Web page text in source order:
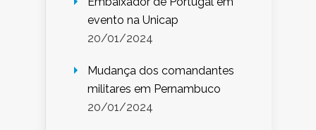
evento na Unicap
20/01/2024
Mudança dos comandantes
militares em Pernambuco
20/01/2024